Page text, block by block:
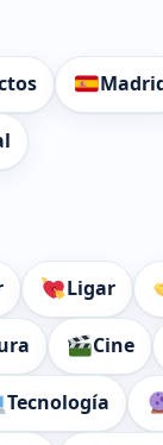
Ligar
Cine
Tecnología